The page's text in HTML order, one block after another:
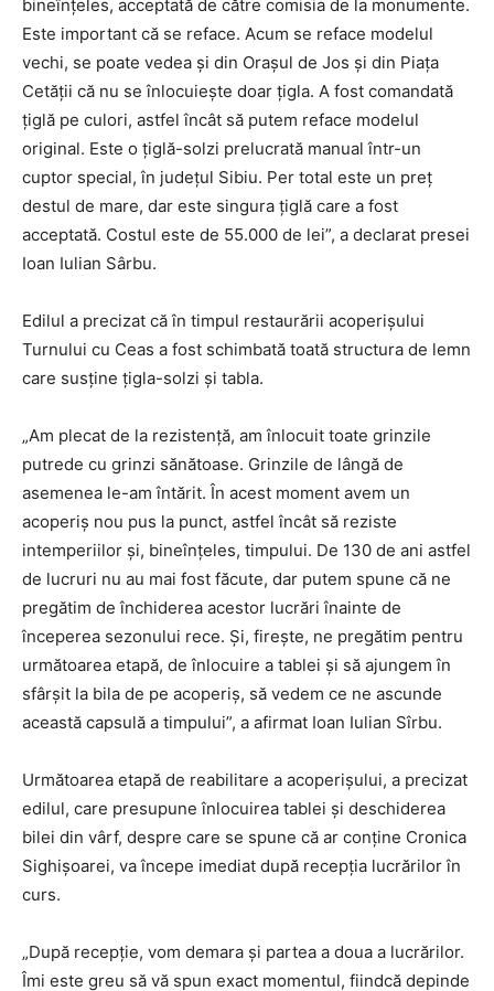
bineînţeles, acceptată de către comisia de la monumente.
Este important că se reface. Acum se reface modelul
vechi, se poate vedea şi din Oraşul de Jos şi din Piaţa
Cetăţii că nu se înlocuieşte doar ţigla. A fost comandată
ţiglă pe culori, astfel încât să putem reface modelul
original. Este o ţiglă-solzi prelucrată manual într-un
cuptor special, în judeţul Sibiu. Per total este un preţ
destul de mare, dar este singura ţiglă care a fost
acceptată. Costul este de 55.000 de lei”, a declarat presei
Ioan Iulian Sârbu.
Edilul a precizat că în timpul restaurării acoperişului
Turnului cu Ceas a fost schimbată toată structura de lemn
care susţine ţigla-solzi şi tabla.
„Am plecat de la rezistenţă, am înlocuit toate grinzile
putrede cu grinzi sănătoase. Grinzile de lângă de
asemenea le-am întărit. În acest moment avem un
acoperiş nou pus la punct, astfel încât să reziste
intemperiilor şi, bineînţeles, timpului. De 130 de ani astfel
de lucruri nu au mai fost făcute, dar putem spune că ne
pregătim de închiderea acestor lucrări înainte de
începerea sezonului rece. Şi, fireşte, ne pregătim pentru
următoarea etapă, de înlocuire a tablei şi să ajungem în
sfârşit la bila de pe acoperiş, să vedem ce ne ascunde
această capsulă a timpului”, a afirmat Ioan Iulian Sîrbu.
Următoarea etapă de reabilitare a acoperişului, a precizat
edilul, care presupune înlocuirea tablei şi deschiderea
bilei din vârf, despre care se spune că ar conţine Cronica
Sighişoarei, va începe imediat după recepţia lucrărilor în
curs.
„După recepţie, vom demara şi partea a doua a lucrărilor.
Îmi este greu să vă spun exact momentul, fiindcă depinde